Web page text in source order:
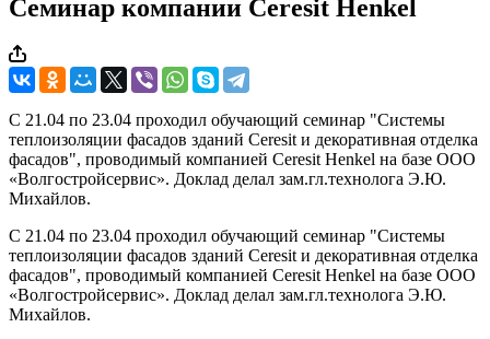
Семинар компании Ceresit Henkel
С 21.04 по 23.04 проходил обучающий семинар "Системы
теплоизоляции фасадов зданий Ceresit и декоративная отделка
фасадов", проводимый компанией Ceresit Henkel на базе ООО
«Волгостройсервис». Доклад делал зам.гл.технолога Э.Ю.
Михайлов.
С 21.04 по 23.04 проходил обучающий семинар "Системы
теплоизоляции фасадов зданий Ceresit и декоративная отделка
фасадов", проводимый компанией Ceresit Henkel на базе ООО
«Волгостройсервис». Доклад делал зам.гл.технолога Э.Ю.
Михайлов.